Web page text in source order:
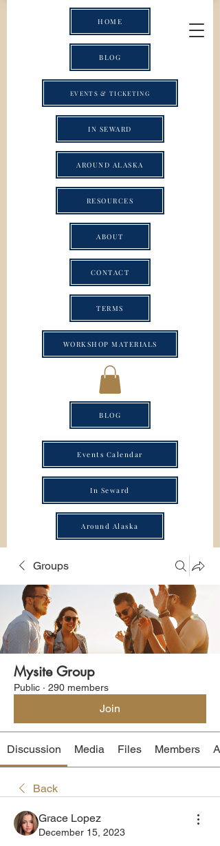
Events Calendar
In Seward
Around Alaska
BLOG
HOME
BLOG
IN SEWARD
AROUND ALASKA
RESOURCES
ABOUT
CONTACT
TERMS
WORKSHOP MATERIALS
EVENTS & TICKETING
Groups
Mysite Group
Public · 290 members
Join
Discussion Media Files Members
Back
Grace Lopez
December 15, 2023